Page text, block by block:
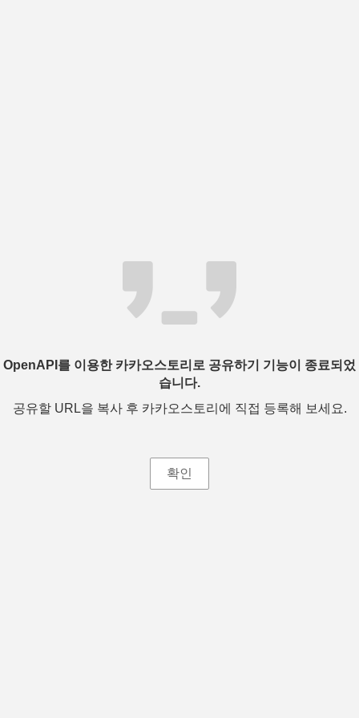
OpenAPI를 이용한 카카오스토리로 공유하기 기능이 종료되었
습니다.
공유할 URL을 복사 후 카카오스토리에 직접 등록해 보세요.
확인